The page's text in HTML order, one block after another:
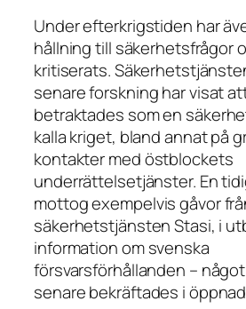
Under efterkrigstiden har
hållning till säkerhetsfrågor
kritiserats.
senare forskning har visat
betraktades som en
kalla kriget, bland annat på
kontakter med östblockets
underrättelsetjänster. En
mottog exempelvis gåvor
säkerhetstjänsten Stasi, i
information om svenska
försvarsförhållanden –
senare bekräftades i